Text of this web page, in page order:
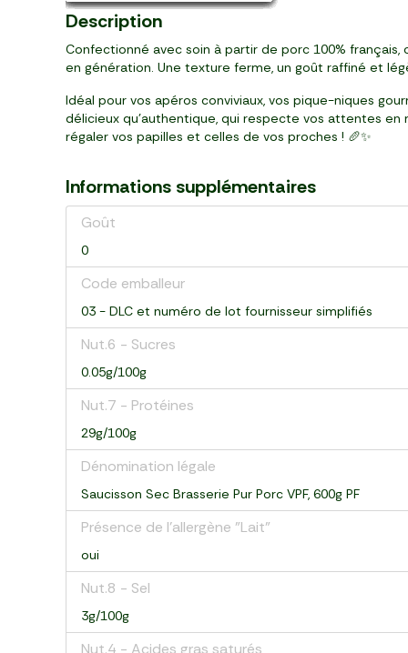
Description
Confectionné avec soin à partir de porc 100%
en génération. Une texture ferme, un goût raffiné et
Idéal pour vos apéros conviviaux, vos pique-niques
délicieux qu’authentique, qui respecte vos attentes en
régaler vos papilles et celles de vos proches ! 🥖✨
Informations supplémentaires
Goût
0
Code emballeur
03 - DLC et numéro de lot fournisseur simplifiés
Nut.6 - Sucres
0.05g/100g
Nut.7 - Protéines
29g/100g
Dénomination légale
Saucisson Sec Brasserie Pur Porc VPF, 600g PF
Présence de l'allergène "Lait"
oui
Nut.8 - Sel
3g/100g
Nut.4 - Acides gras saturés